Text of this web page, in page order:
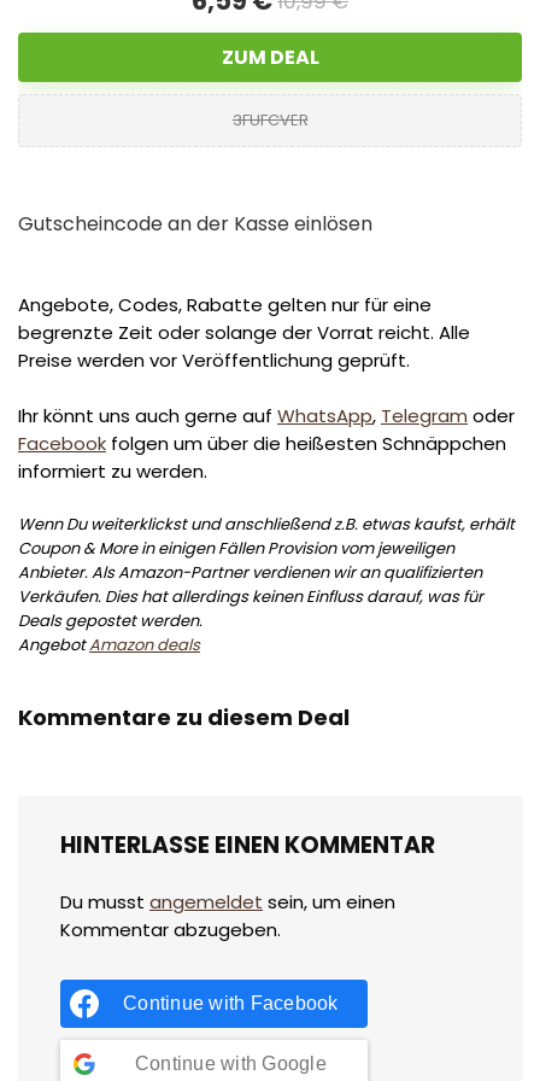
ZUM DEAL
3FUFCVER
Gutscheincode an der Kasse einlösen
Angebote, Codes, Rabatte gelten nur für eine
begrenzte Zeit oder solange der Vorrat reicht. Alle
Preise werden vor Veröffentlichung geprüft.
Ihr könnt uns auch gerne auf WhatsApp, Telegram oder
Facebook folgen um über die heißesten Schnäppchen
informiert zu werden.
Wenn Du weiterklickst und anschließend z.B. etwas kaufst, erhält
Coupon & More in einigen Fällen Provision vom jeweiligen
Anbieter. Als Amazon-Partner verdienen wir an qualifizierten
Verkäufen. Dies hat allerdings keinen Einfluss darauf, was für
Deals gepostet werden.
AngebotAmazon deals
Kommentare zu diesem Deal
HINTERLASSE EINEN KOMMENTAR
Du musst angemeldet sein, um einen
Kommentar abzugeben.
Continue with Facebook
Continue with Google